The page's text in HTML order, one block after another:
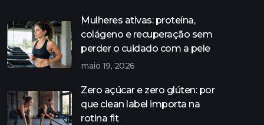
Mulheres ativas: proteína,
colágeno e recuperação sem
perder o cuidado com a pele
maio 19, 2026
Zero açúcar e zero glúten: por
que clean label importa na
rotina fit